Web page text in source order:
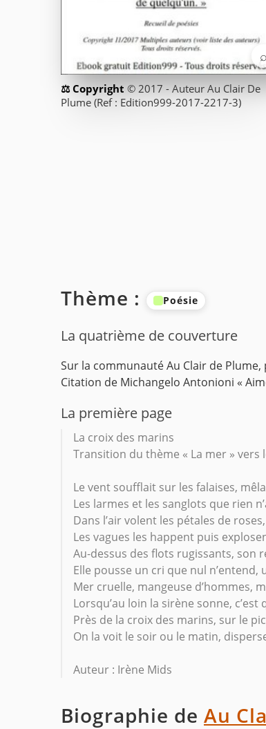
⌕
© 2017 - Auteur Au Clair De
Plume (Ref : Edition999-2017-2217-3)
Thème : Poésie
La quatrième de couverture
Sur la communauté Au Clair de
Citation de Michangelo Antonioni «
La première page
La croix des marins
Transition du thème « La mer »
Le vent soufflait sur les falaises,
Les larmes et les sanglots que rien
Dans l’air volent les pétales de
Les vagues les happent puis
Au-dessus des flots rugissants, son
Elle pousse un cri que nul
Mer cruelle, mangeuse d’hommes,
Lorsqu’au loin la sirène sonne,
Près de la croix des marins, sur le
On la voit le soir ou le matin,
Auteur : Irène Mids
Biographie de Au